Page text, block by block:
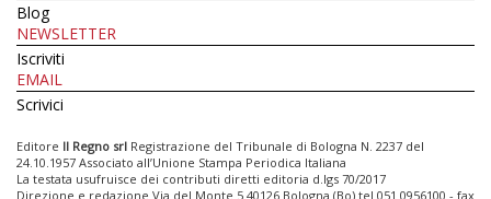
Blog
NEWSLETTER
Iscriviti
EMAIL
Scrivici
Editore Il Regno srl Registrazione del Tribunale di Bologna N. 2237 del
24.10.1957 Associato all’Unione Stampa Periodica Italiana
La testata usufruisce dei contributi diretti editoria d.lgs 70/2017
Direzione e redazione Via del Monte 5 40126 Bologna (Bo) tel 051 0956100 - fax